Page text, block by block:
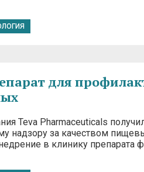
для
Teva Pharmaceuticals
надзору за качеством
в клинику препарата